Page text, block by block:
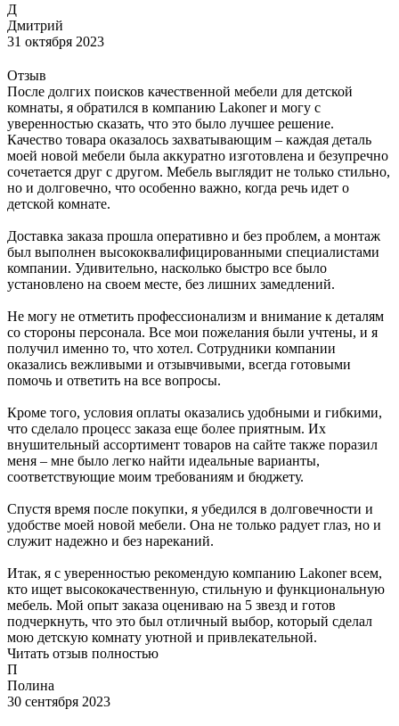
Д
Дмитрий
31 октября 2023
Отзыв
После долгих поисков качественной мебели для детской
комнаты, я обратился в компанию Lakoner и могу с
уверенностью сказать, что это было лучшее решение.
Качество товара оказалось захватывающим – каждая деталь
моей новой мебели была аккуратно изготовлена и безупречно
сочетается друг с другом. Мебель выглядит не только стильно,
но и долговечно, что особенно важно, когда речь идет о
детской комнате.
Доставка заказа прошла оперативно и без проблем, а монтаж
был выполнен высококвалифицированными специалистами
компании. Удивительно, насколько быстро все было
установлено на своем месте, без лишних замедлений.
Не могу не отметить профессионализм и внимание к деталям
со стороны персонала. Все мои пожелания были учтены, и я
получил именно то, что хотел. Сотрудники компании
оказались вежливыми и отзывчивыми, всегда готовыми
помочь и ответить на все вопросы.
Кроме того, условия оплаты оказались удобными и гибкими,
что сделало процесс заказа еще более приятным. Их
внушительный ассортимент товаров на сайте также поразил
меня – мне было легко найти идеальные варианты,
соответствующие моим требованиям и бюджету.
Спустя время после покупки, я убедился в долговечности и
удобстве моей новой мебели. Она не только радует глаз, но и
служит надежно и без нареканий.
Итак, я с уверенностью рекомендую компанию Lakoner всем,
кто ищет высококачественную, стильную и функциональную
мебель. Мой опыт заказа оцениваю на 5 звезд и готов
подчеркнуть, что это был отличный выбор, который сделал
мою детскую комнату уютной и привлекательной.
Читать отзыв полностью
П
Полина
30 сентября 2023